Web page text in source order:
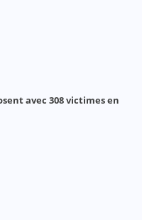
avec 308 victimes en